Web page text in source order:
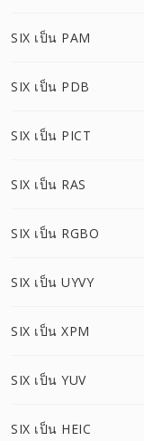
SIX เป็น PAM
SIX เป็น PDB
SIX เป็น PICT
SIX เป็น RAS
SIX เป็น RGBO
SIX เป็น UYVY
SIX เป็น XPM
SIX เป็น YUV
SIX เป็น HEIC